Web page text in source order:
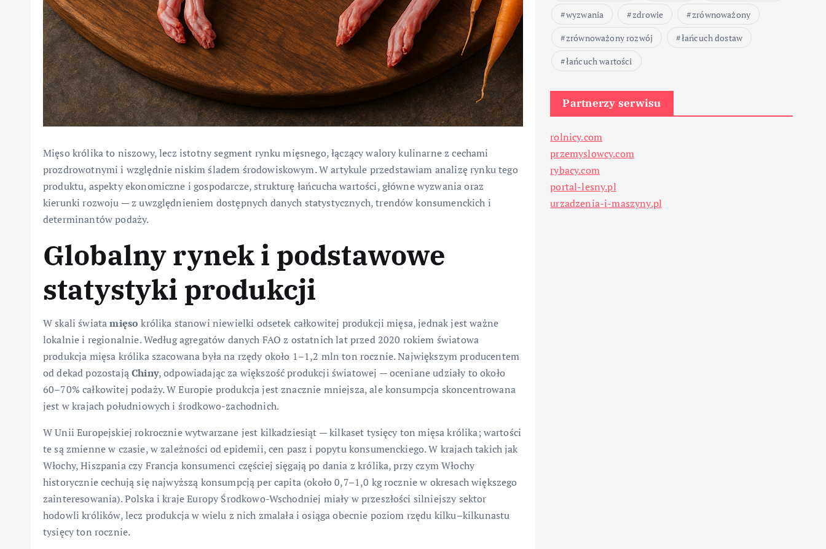
Mięso królika to niszowy, lecz istotny segment rynku mięsnego, łączący walory kulinarne z cechami
prozdrowotnymi i względnie niskim śladem środowiskowym. W artykule przedstawiam analizę rynku tego
produktu, aspekty ekonomiczne i gospodarcze, strukturę łańcucha wartości, główne wyzwania oraz
kierunki rozwoju — z uwzględnieniem dostępnych danych statystycznych, trendów konsumenckich i
determinantów podaży.
Globalny rynek i podstawowe
statystyki produkcji
W skali światamięso królika stanowi niewielki odsetek całkowitej produkcji mięsa, jednak jest ważne
lokalnie i regionalnie. Według agregatów danych FAO z ostatnich lat przed 2020 rokiem światowa
produkcja mięsa królika szacowana była na rzędy około 1–1,2 mln ton rocznie. Największym producentem
od dekad pozostająChiny, odpowiadając za większość produkcji światowej — oceniane udziały to około
60–70% całkowitej podaży. W Europie produkcja jest znacznie mniejsza, ale konsumpcja skoncentrowana
jest w krajach południowych i środkowo-zachodnich.
W Unii Europejskiej rokrocznie wytwarzane jest kilkadziesiąt — kilkaset tysięcy ton mięsa królika; wartości
te są zmienne w czasie, w zależności od epidemii, cen pasz i popytu konsumenckiego. W krajach takich jak
Włochy, Hiszpania czy Francja konsumenci częściej sięgają po dania z królika, przy czym Włochy
historycznie cechują się najwyższą konsumpcją per capita (około 0,7–1,0 kg rocznie w okresach większego
zainteresowania). Polska i kraje Europy Środkowo-Wschodniej miały w przeszłości silniejszy sektor
hodowli królików, lecz produkcja w wielu z nich zmalała i osiąga obecnie poziom rzędu kilku–kilkunastu
tysięcy ton rocznie.
wyzwania
zdrowie
zrównoważony
zrównoważony rozwój
łańcuch dostaw
łańcuch wartości
Partnerzy serwisu
rolnicy.com
przemyslowcy.com
rybacy.com
portal-lesny.pl
urzadzenia-i-maszyny.pl